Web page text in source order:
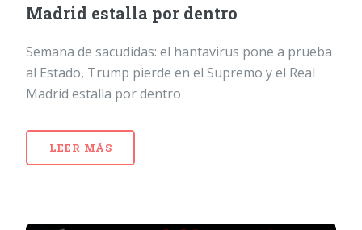
Madrid estalla por dentro
Semana de sacudidas: el hantavirus pone a prueba
al Estado, Trump pierde en el Supremo y el Real
Madrid estalla por dentro
LEER MÁS